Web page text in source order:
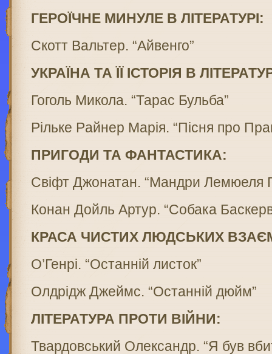
ГЕРОЇЧНЕ МИНУЛЕ В ЛІТЕРАТУРІ:
Скотт Вальтер. “Айвенго”
УКРАЇНА ТА ЇЇ ІСТОРІЯ В
Гоголь Микола. “Тарас Бульба”
Рiльке Рaйнер Марiя. “Пісня про
ПРИГОДИ ТА ФАНТАСТИКА:
Свіфт Джонатан. “Мандри Лемюеля
Конан Дойль Артур. “Собака
КРАСА ЧИСТИХ ЛЮДСЬКИХ
О’Генрі. “Останній листок”
Oлдрідж Джеймс. “Останній дюйм”
ЛІТЕРАТУРА ПРОТИ ВІЙНИ:
Твардовський Олександр. “Я був